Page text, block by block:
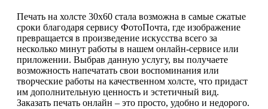
Печать на холсте 30х60 стала возможна в самые сжатые
сроки благодаря сервису ФотоПочта, где изображение
превращается в произведение искусства всего за
несколько минут работы в нашем онлайн-сервисе или
приложении. Выбрав данную услугу, вы получаете
возможность напечатать свои воспоминания или
творческие работы на качественном холсте, что придаст
им дополнительную ценность и эстетичный вид.
Заказать печать онлайн – это просто, удобно и недорого.